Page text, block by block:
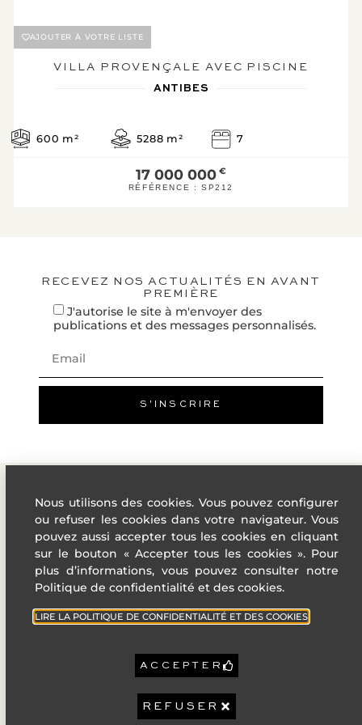
D
B
C
F
G
énergie :
Montant annuel
haut :
3 191 €
Taxe foncière : 3 034 €
GÉORISQUES :
Les informations sur les
disponibles sur le site
Géorisques :
https://
HONORAIRES :
Honoraires à la charge du
AJOUTER À VOTRE LISTE
VILLA PROVENÇALE AVEC PISCINE
ANTIBES
600 m² 5288 m² 7
17 000 000 €
RÉFÉRENCE :SP212
RECEVEZ NOS ACTUALITÉS EN AVANT
PREMIÈRE
J'autorise le site à m'envoyer des
publications et des messages personnalisés.
S'INSCRIRE
ADRESSE
4 Rue des
États-Unis,
06400
Cannes
+33 (0)4 22
contact@sophiepeirano.com
LIENS
UTILES
Politique de
Nous utilisons des cookies. Vous pouvez configurer
ou refuser les cookies dans votre navigateur. Vous
pouvez aussi accepter tous les cookies en cliquant
sur le bouton « Accepter tous les cookies ». Pour
plus d’informations, vous pouvez consulter notre
Politique de confidentialité et des cookies.
LIRE LA POLITIQUE DE CONFIDENTIALITÉ ET DES COOKIES
ACCEPTER
REFUSER